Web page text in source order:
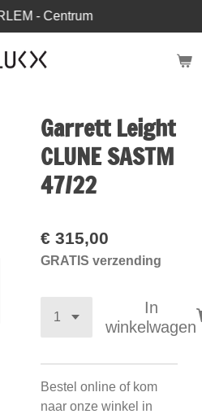
- Centrum
Garrett Leight
CLUNE SASTM
47/22
€ 315,00
GRATIS verzending
In
winkelwagen
Bestel online of kom
naar onze winkel in